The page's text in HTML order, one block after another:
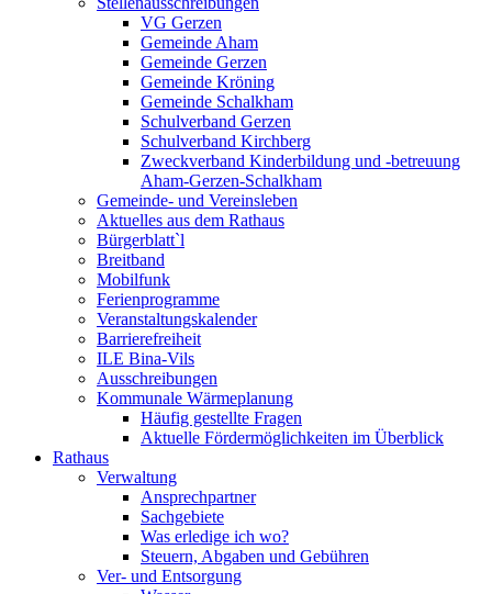
VG Gerzen
Gemeinde Aham
Gemeinde Gerzen
Gemeinde Kröning
Gemeinde Schalkham
Schulverband Gerzen
Schulverband Kirchberg
Zweckverband Kinderbildung und -betreuung
Aham-Gerzen-Schalkham
Gemeinde- und Vereinsleben
Aktuelles aus dem Rathaus
Bürgerblatt`l
Breitband
Mobilfunk
Ferienprogramme
Veranstaltungskalender
Barrierefreiheit
ILE Bina-Vils
Ausschreibungen
Kommunale Wärmeplanung
Häufig gestellte Fragen
Aktuelle Fördermöglichkeiten im Überblick
Rathaus
Verwaltung
Ansprechpartner
Sachgebiete
Was erledige ich wo?
Steuern, Abgaben und Gebühren
Ver- und Entsorgung